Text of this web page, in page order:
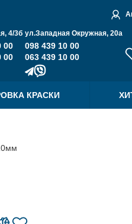
4/3б
00
00
ул.Западная Окружная, 20a
098 439 10 00
063 439 10 00
КРАСКИ